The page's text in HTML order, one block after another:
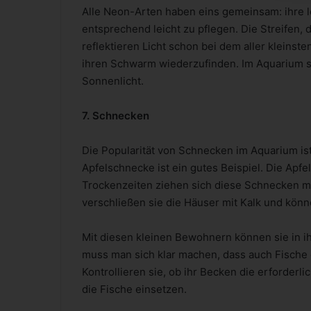
Alle Neon-Arten haben eins gemeinsam:
entsprechend leicht zu pflegen. Die Streifen,
reflektieren Licht schon bei dem aller
ihren Schwarm wiederzufinden. Im
Sonnenlicht.
7. Schnecken
Die Popularität von Schnecken im Aquarium
Apfelschnecke ist ein gutes Beispiel. Die
Trockenzeiten ziehen sich diese Schnecken
verschließen sie die Häuser mit Kalk und
Mit diesen kleinen Bewohnern können sie in
muss man sich klar machen, dass auch
Kontrollieren sie, ob ihr Becken die
die Fische einsetzen.